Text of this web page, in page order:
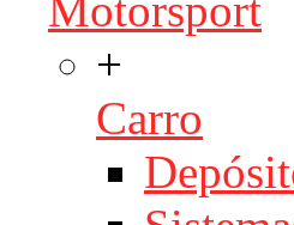
Motorsport
+
Carro